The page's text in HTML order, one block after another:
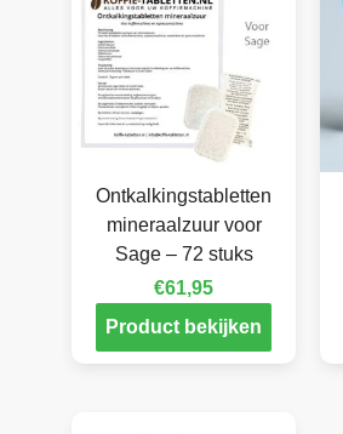
Ontkalkingstabletten
mineraalzuur voor
Sage – 72 stuks
€61,95
Product bekijken